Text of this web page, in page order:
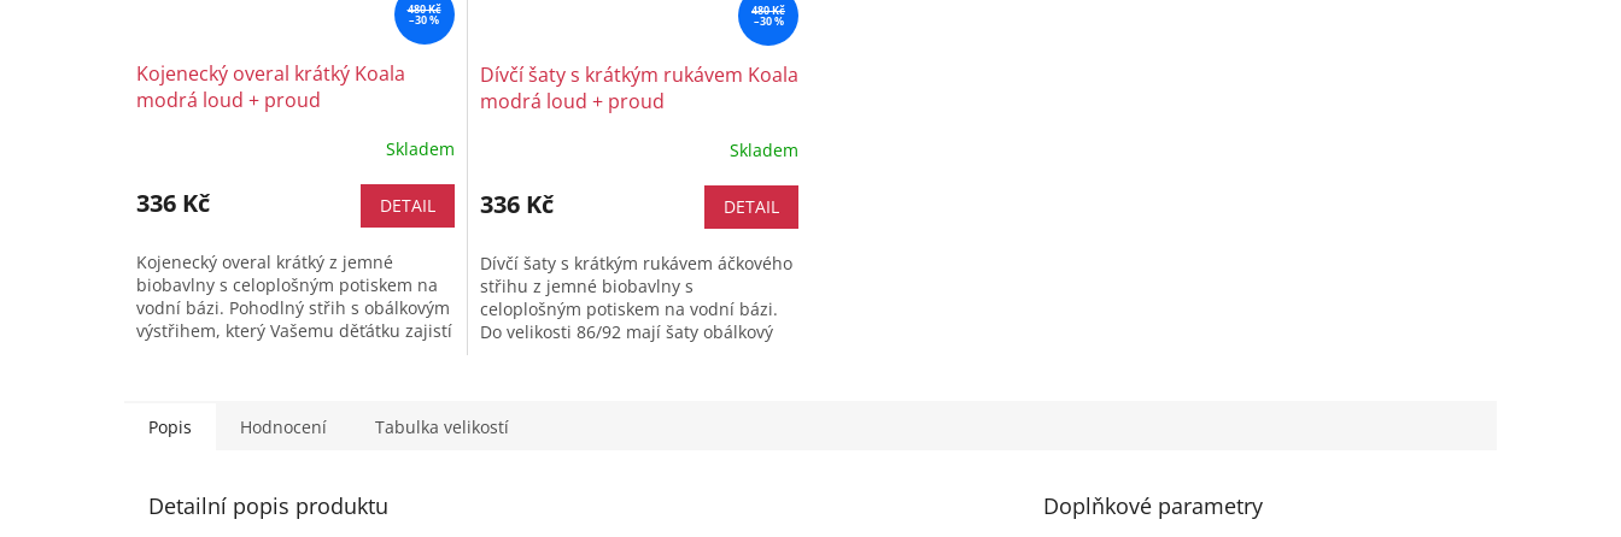
480 Kč
–30 %
Kojenecký overal krátký Koala
modrá loud + proud
Skladem
336 Kč DETAIL
Kojenecký overal krátký z jemné
biobavlny s celoplošným potiskem na
vodní bázi. Pohodlný střih s obálkovým
výstřihem, který Vašemu děťátku zajistí
480 Kč
–30 %
Dívčí šaty s krátkým rukávem Koala
modrá loud + proud
Skladem
336 Kč DETAIL
Dívčí šaty s krátkým rukávem áčkového
střihu z jemné biobavlny s
celoplošným potiskem na vodní bázi.
Do velikosti 86/92 mají šaty obálkový
Popis Hodnocení Tabulka velikostí
Detailní popis produktu Doplňkové parametry